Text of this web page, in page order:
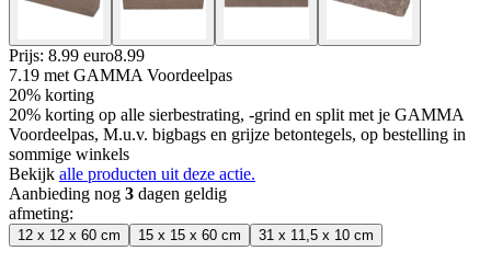
Prijs: 8.99 euro8.99
7.19 met GAMMA Voordeelpas
20% korting
20% korting op alle sierbestrating, -grind en split met je GAMMA
Voordeelpas, M.u.v. bigbags en grijze betontegels, op bestelling in
sommige winkels
Bekijk alle producten uit deze actie.
Aanbieding nog 3 dagen geldig
afmeting:
12 x 12 x 60 cm 15 x 15 x 60 cm 31 x 11,5 x 10 cm